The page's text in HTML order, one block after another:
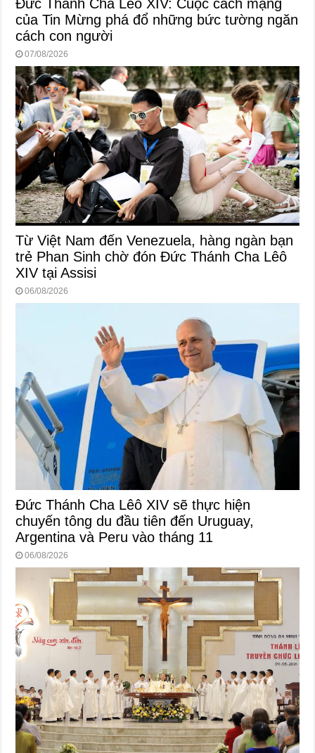
Đức Thánh Cha Lêô XIV: Cuộc cách mạng
của Tin Mừng phá đổ những bức tường ngăn
cách con người
07/08/2026
Từ Việt Nam đến Venezuela, hàng ngàn bạn
trẻ Phan Sinh chờ đón Đức Thánh Cha Lêô
XIV tại Assisi
06/08/2026
Đức Thánh Cha Lêô XIV sẽ thực hiện
chuyến tông du đầu tiên đến Uruguay,
Argentina và Peru vào tháng 11
06/08/2026